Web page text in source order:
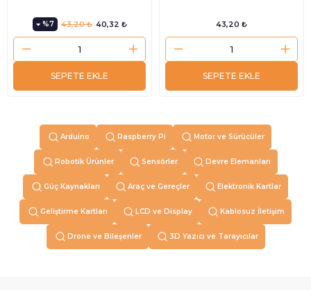
%7 40,32 ₺
43,20 ₺
SEPETE EKLE
43,20 ₺
SEPETE EKLE
Arduino Raspberry Pi Motor ve Sürücüler
Robotik Ürünler Sensörler Devre Elemanları
Güç Kaynakları Araç ve Gereçler Elektronik Kartlar
Geliştirme Kartları LCD ve Display Kablosuz İletişim
Drone ve Bileşenler 3D Yazıcı ve Tarayıcılar